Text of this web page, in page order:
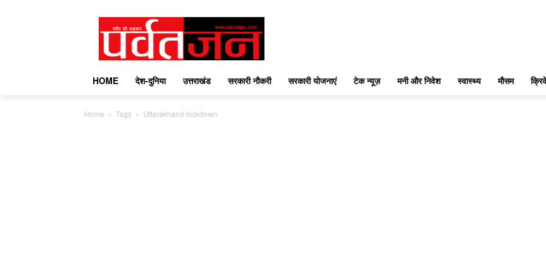
HOME देश-दुनिया उत्तराखंड सरकारी नौकरी सरकारी योजनाएं टेक न्यूज़ मनी और निवेश स्वास्थ्य मौसम
Home Tags Uttarakhand lockdown